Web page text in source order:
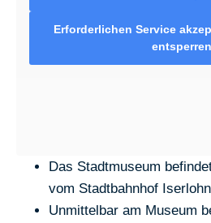
Erforderlichen Service
entsperren
Das Stadtmuseum
vom Stadtbahnhof
Unmittelbar am Museum